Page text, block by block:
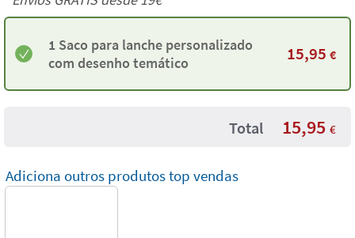
1 Saco para lanche personalizado
com desenho temático
15,95 €
Total 15,95 €
Adiciona outros produtos top vendas